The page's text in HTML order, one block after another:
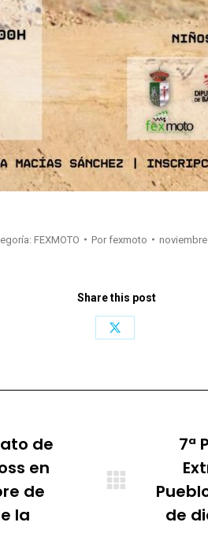
FEXMOTO Por fexmoto noviembre
Share this post
Share
de
en
de
la
siguiente:
7ª
de